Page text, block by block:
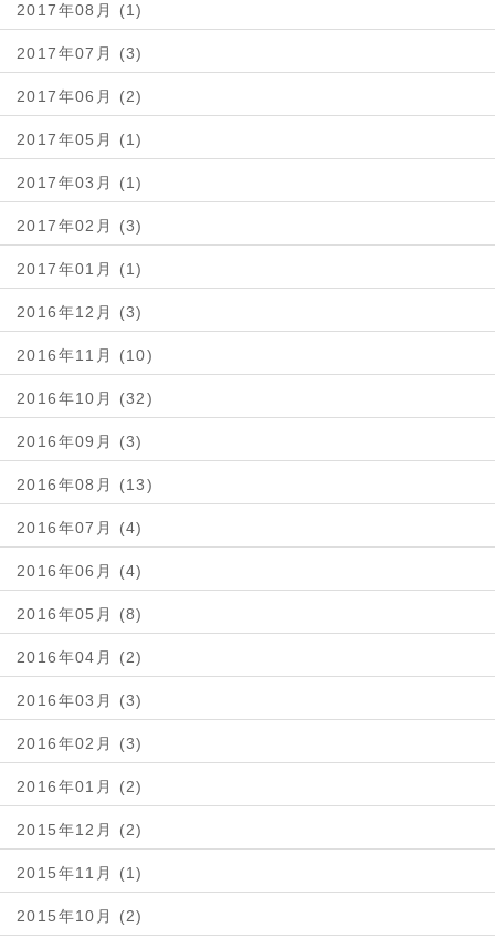
2017年08月 (1)
2017年07月 (3)
2017年06月 (2)
2017年05月 (1)
2017年03月 (1)
2017年02月 (3)
2017年01月 (1)
2016年12月 (3)
2016年11月 (10)
2016年10月 (32)
2016年09月 (3)
2016年08月 (13)
2016年07月 (4)
2016年06月 (4)
2016年05月 (8)
2016年04月 (2)
2016年03月 (3)
2016年02月 (3)
2016年01月 (2)
2015年12月 (2)
2015年11月 (1)
2015年10月 (2)